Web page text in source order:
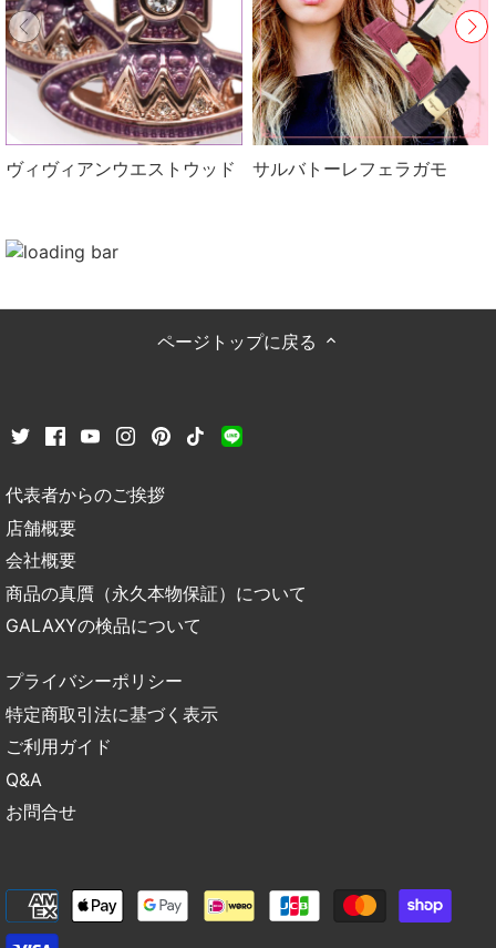
ヴィヴィアンウエストウッド サルバトーレフェラガモ
ページトップに戻る
代表者からのご挨拶
店舗概要
会社概要
商品の真贋（永久本物保証）について
GALAXYの検品について
プライバシーポリシー
特定商取引法に基づく表示
ご利用ガイド
Q&A
お問合せ